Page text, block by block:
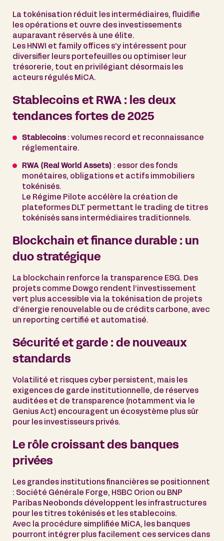
La tokénisation réduit les intermédiaires, fluidifie
les opérations et ouvre des investissements
auparavant réservés à une élite.
Les HNWI et family offices s’y intéressent pour
diversifier leurs portefeuilles ou optimiser leur
trésorerie, tout en privilégiant désormais les
acteurs régulés MiCA.
Stablecoins et RWA : les deux
tendances fortes de 2025
Stablecoins : volumes record et reconnaissance
réglementaire.
RWA (Real World Assets) : essor des fonds
monétaires, obligations et actifs immobiliers
tokénisés.
Le Régime Pilote accélère la création de
plateformes DLT permettant le trading de titres
tokénisés sans intermédiaires traditionnels.
Blockchain et finance durable : un
duo stratégique
La blockchain renforce la transparence ESG. Des
projets comme Dowgo rendent l’investissement
vert plus accessible via la tokénisation de projets
d’énergie renouvelable ou de crédits carbone, avec
un reporting certifié et automatisé.
Sécurité et garde : de nouveaux
standards
Volatilité et risques cyber persistent, mais les
exigences de garde institutionnelle, de réserves
auditées et de transparence (notamment via le
Genius Act) encouragent un écosystème plus sûr
pour les investisseurs privés.
Le rôle croissant des banques
privées
Les grandes institutions financières se positionnent
: Société Générale Forge, HSBC Orion ou BNP
Paribas Neobonds développent les infrastructures
pour les titres tokénisés et les stablecoins.
Avec la procédure simplifiée MiCA, les banques
pourront intégrer plus facilement ces services dans